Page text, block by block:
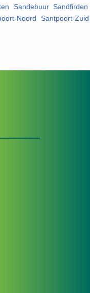
Sandebuur, Sandfirden
Noord Santpoort-Zuid